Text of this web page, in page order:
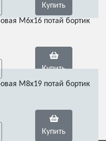
Купить
М6х16 потай бортик
Купить
М8х19 потай бортик
Купить